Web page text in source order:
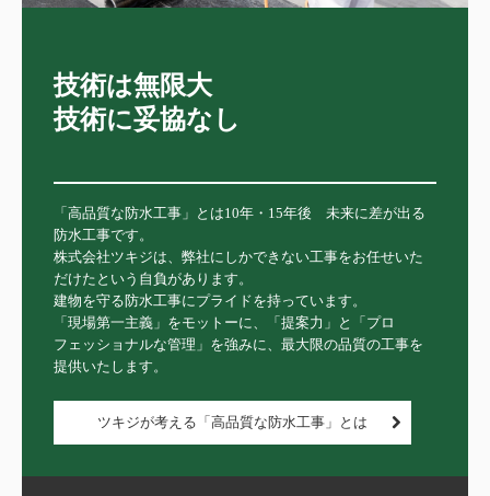
技術は無限大
技術に妥協なし
「高品質な防水工事」とは10年・15年後　未来に差が出る
防水工事です。
株式会社ツキジは、弊社にしかできない工事をお任せいた
だけたという自負があります。
建物を守る防水工事にプライドを持っています。
「現場第一主義」をモットーに、「提案力」と「プロ
フェッショナルな管理」を強みに、最大限の品質の工事を
提供いたします。
ツキジが考える「高品質な防水工事」とは